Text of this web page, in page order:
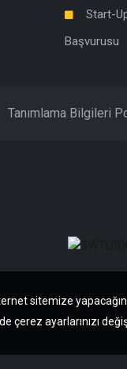
sitemize
çerez ayarlarınızı
Start-
Başvurusu
Tanımlama Bilgileri